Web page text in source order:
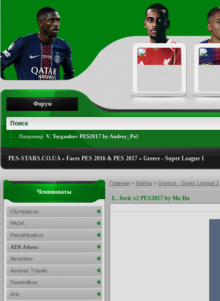
Форум
Например: V. Tsygankov PES2017 by Andrey_Pol
PES-STARS.CO.UA» Faces PES 2016 & PES 2017 » Greece - Super League 1
Главная » Файлы » Greece - Super League 1
L. Jovic v2 PES2017 by Mo Ha
Чемпионаты
Olympiacos
PAOK
Panathinaikos
AEK Athens
Atromitos
Asteras Tripolis
Panetolikos
Aris